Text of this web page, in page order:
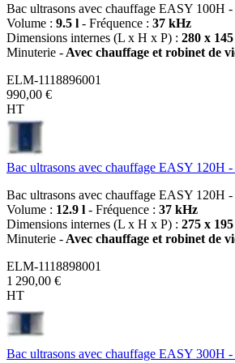
Bac ultrasons avec chauffage EASY 100H -
Volume : 9.5 l - Fréquence : 37 kHz
Dimensions internes (L x H x P) : 280 x
Minuterie - Avec chauffage et robinet de
ELM-1118896001
990,00 €
HT
Bac ultrasons avec chauffage EASY 120H -
Bac ultrasons avec chauffage EASY 120H -
Volume : 12.9 l - Fréquence : 37 kHz
Dimensions internes (L x H x P) : 275 x
Minuterie - Avec chauffage et robinet de
ELM-1118898001
1 290,00 €
HT
Bac ultrasons avec chauffage EASY 300H -